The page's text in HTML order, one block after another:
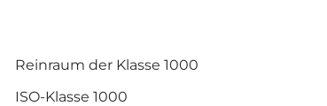
Reinraum der Klasse 1000
ISO-Klasse 1000